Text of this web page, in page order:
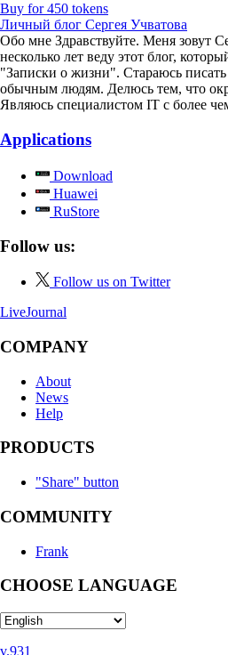
Buy for 450 tokens
Личный блог Сергея Учватова
Обо мне Здравствуйте. Меня зовут
несколько лет веду этот блог,
"Записки о жизни". Стараюсь
обычным людям. Делюсь тем, что
Являюсь специалистом IT с более
Applications
Download
Huawei
RuStore
Follow us:
Follow us on Twitter
LiveJournal
COMPANY
About
News
Help
PRODUCTS
"Share" button
COMMUNITY
Frank
CHOOSE LANGUAGE
v.931